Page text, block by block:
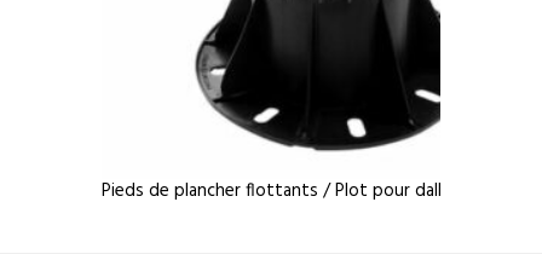
Pieds de plancher flottants / Plot pour dalle Arkimede